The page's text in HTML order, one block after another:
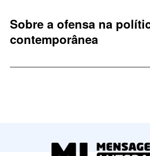
Sobre a ofensa na
contemporânea